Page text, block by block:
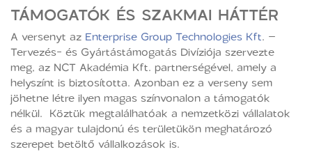
TÁMOGATÓK ÉS SZAKMAI HÁTTÉR
A versenyt az Enterprise Group Technologies Kft. –
Tervezés- és Gyártástámogatás Divíziója szervezte
meg, az NCT Akadémia Kft. partnerségével, amely a
helyszínt is biztosította. Azonban ez a verseny sem
jöhetne létre ilyen magas színvonalon a támogatók
nélkül. Köztük megtalálhatóak a nemzetközi vállalatok
és a magyar tulajdonú és területükön meghatározó
szerepet betöltő vállalkozások is.